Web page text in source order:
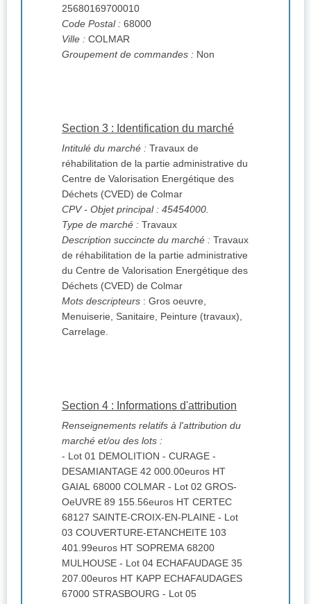
25680169700010
Code Postal : 68000
Ville : COLMAR
Groupement de commandes : Non
Section 3 : Identification du marché
Intitulé du marché : Travaux de
réhabilitation de la partie administrative du
Centre de Valorisation Energétique des
Déchets (CVED) de Colmar
CPV- Objet principal : 45454000.
Type de marché : Travaux
Description succincte du marché : Travaux
de réhabilitation de la partie administrative
du Centre de Valorisation Energétique des
Déchets (CVED) de Colmar
Mots descripteurs : Gros oeuvre,
Menuiserie, Sanitaire, Peinture (travaux),
Carrelage.
Section 4 : Informations d'attribution
Renseignements relatifs à l'attribution du
marché et/ou des lots :
- Lot 01 DEMOLITION - CURAGE -
DESAMIANTAGE 42 000.00euros HT
GAIAL 68000 COLMAR - Lot 02 GROS-
OeUVRE 89 155.56euros HT CERTEC
68127 SAINTE-CROIX-EN-PLAINE - Lot
03 COUVERTURE-ETANCHEITE 103
401.99euros HT SOPREMA 68200
MULHOUSE - Lot 04 ECHAFAUDAGE 35
207.00euros HT KAPP ECHAFAUDAGES
67000 STRASBOURG - Lot 05